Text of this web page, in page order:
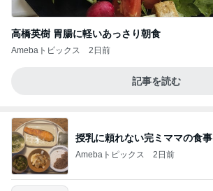
高橋英樹 胃腸に軽いあっさり朝食
Amebaトピックス 2日前
記事を読む
授乳に頼れない完ミママの食事
Amebaトピックス 2日前